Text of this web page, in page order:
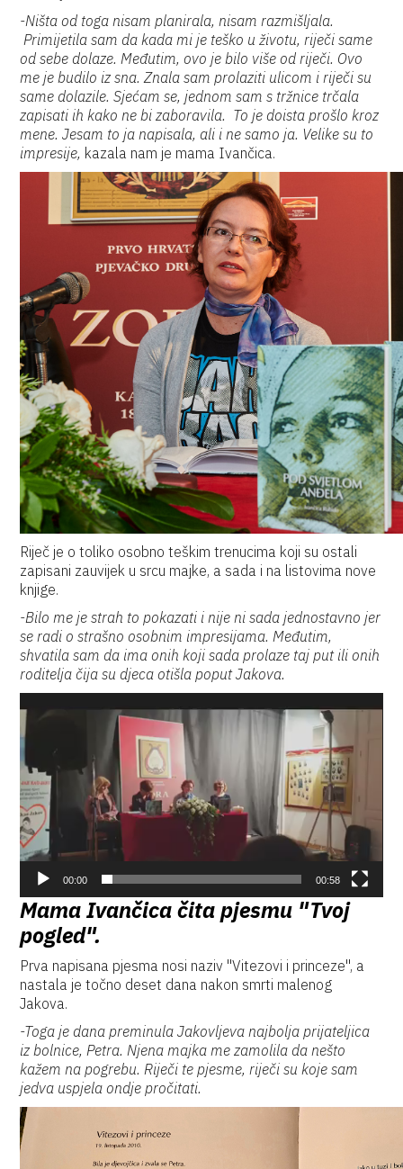
-Ništa od toga nisam planirala, nisam razmišljala.
Primijetila sam da kada mi je teško u životu, riječi same
od sebe dolaze. Međutim, ovo je bilo više od riječi. Ovo
me je budilo iz sna. Znala sam prolaziti ulicom i riječi su
same dolazile. Sjećam se, jednom sam s tržnice trčala
zapisati ih kako ne bi zaboravila. To je doista prošlo kroz
mene. Jesam to ja napisala, ali i ne samo ja. Velike su to
impresije, kazala nam je mama Ivančica.
Riječ je o toliko osobno teškim trenucima koji su ostali
zapisani zauvijek u srcu majke, a sada i na listovima nove
knjige.
-Bilo me je strah to pokazati i nije ni sada jednostavno jer
se radi o strašno osobnim impresijama. Međutim,
shvatila sam da ima onih koji sada prolaze taj put ili onih
roditelja čija su djeca otišla poput Jakova.
videozapisa
00:00 00:58
Mama Ivančica čita pjesmu "Tvoj
pogled".
Prva napisana pjesma nosi naziv "Vitezovi i princeze", a
nastala je točno deset dana nakon smrti malenog
Jakova.
-Toga je dana preminula Jakovljeva najbolja prijateljica
iz bolnice, Petra. Njena majka me zamolila da nešto
kažem na pogrebu. Riječi te pjesme, riječi su koje sam
jedva uspjela ondje pročitati.